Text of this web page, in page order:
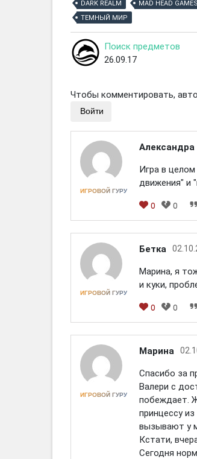
DARK REALM MAD HEAD GAMES
ТЕМНЫЙ МИР
Поиск предметов
26.09.17
Чтобы комментировать,
Войти
ИГРОВОЙ ГУРУ
Александра
Игра в
движения" и
0 0
ИГРОВОЙ ГУРУ
Бетка
Марина, я
и куки,
0 0
ИГРОВОЙ ГУРУ
Марина
Спасибо за
Валери с
побеждает.
принцессу
вызывают у
Кстати,
Сегодня